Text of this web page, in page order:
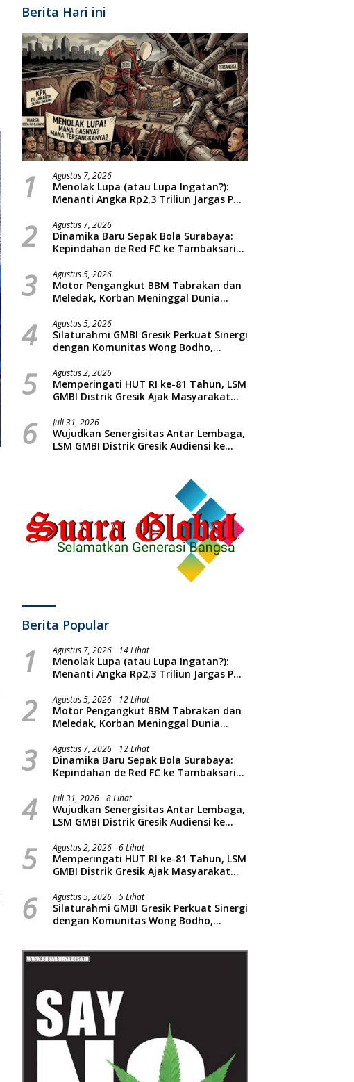
Berita Hari ini
1 Agustus 7, 2026
Menolak Lupa (atau Lupa Ingatan?):
Menanti Angka Rp2,3 Triliun Jargas PGN
Penyelidikan
2 Agustus 7, 2026
Dinamika Baru Sepak Bola Surabaya:
Kepindahan de Red FC ke Tambaksari
3 Agustus 5, 2026
Motor Pengangkut BBM Tabrakan dan
Meledak, Korban Meninggal Dunia
4 Agustus 5, 2026
Silaturahmi GMBI Gresik Perkuat Sinergi
dengan Komunitas Wong Bodho,
Reggae Vespa Menjelang Acara
Sunatan Massal dan Santunan Anak
Yatim
5 Agustus 2, 2026
Memperingati HUT RI ke-81 Tahun, LSM
GMBI Distrik Gresik Ajak Masyarakat
6 Juli 31, 2026
Wujudkan Senergisitas Antar Lembaga,
LSM GMBI Distrik Gresik Audiensi ke
Berita Popular
1 Agustus 7, 2026 14 Lihat
Menolak Lupa (atau Lupa Ingatan?):
Menanti Angka Rp2,3 Triliun Jargas PGN
Penyelidikan
2 Agustus 5, 2026 12 Lihat
Motor Pengangkut BBM Tabrakan dan
Meledak, Korban Meninggal Dunia
3 Agustus 7, 2026 12 Lihat
Dinamika Baru Sepak Bola Surabaya:
Kepindahan de Red FC ke Tambaksari
4 Juli 31, 2026 8 Lihat
Wujudkan Senergisitas Antar Lembaga,
LSM GMBI Distrik Gresik Audiensi ke
Dilanjutkan Giat Sosial Santunan Anak
Yatim Piatu
5 Agustus 2, 2026 6 Lihat
Memperingati HUT RI ke-81 Tahun, LSM
GMBI Distrik Gresik Ajak Masyarakat
6 Agustus 5, 2026 5 Lihat
Silaturahmi GMBI Gresik Perkuat Sinergi
dengan Komunitas Wong Bodho,
Sunatan Massal dan Santunan Anak